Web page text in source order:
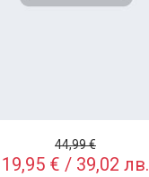
44,99 €
19,95 € / 39,02 лв.